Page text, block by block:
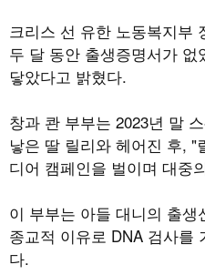
크리스 선 유한 노동복지부
두 달 동안 출생증명서가
닿았다고 밝혔다.
창과 콴 부부는 2023년 말
낳은 딸 릴리와 헤어진 후, "
디어 캠페인을 벌이며 대중
이 부부는 아들 대니의 출
종교적 이유로 DNA 검사를
다.